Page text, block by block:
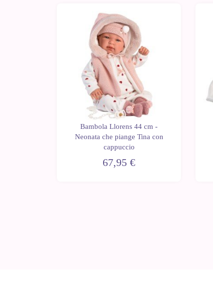
Bambola Llorens 44 cm -
Neonata che piange Tina con
cappuccio
67,95 €